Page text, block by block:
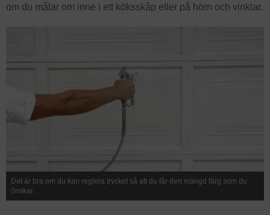
om du målar om inne i ett köksskåp eller på hörn och vinklar.
Det är bra om du kan reglera trycket så att du får den mängd färg som du
önskar.